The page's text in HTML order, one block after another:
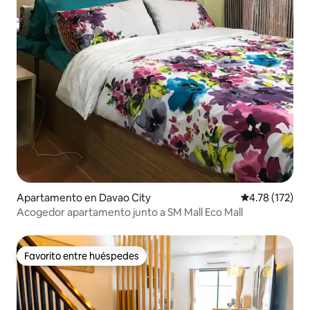
Apartamento en Davao City Calificación
4.78 (172)
Acogedor apartamento junto a SM Mall Eco Mall
Favorito entre huéspedes
Favorito entre huéspedes